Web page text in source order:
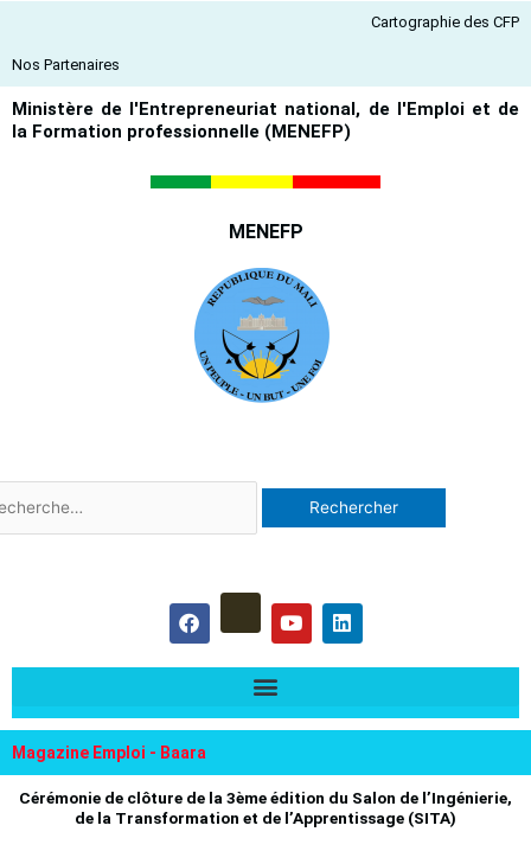
contenu
Cartographie des CFP
Nos Partenaires
Ministère de l'Entrepreneuriat national, de l'Emploi et de
la Formation professionnelle (MENEFP)
MENEFP
:
F
a
c
e
o
Y
o
u
t
e
L
i
n
k
i
Magazine Emploi - Baara
Cérémonie de clôture de la 3ème édition du Salon de l’Ingénierie,
de la Transformation et de l’Apprentissage (SITA)